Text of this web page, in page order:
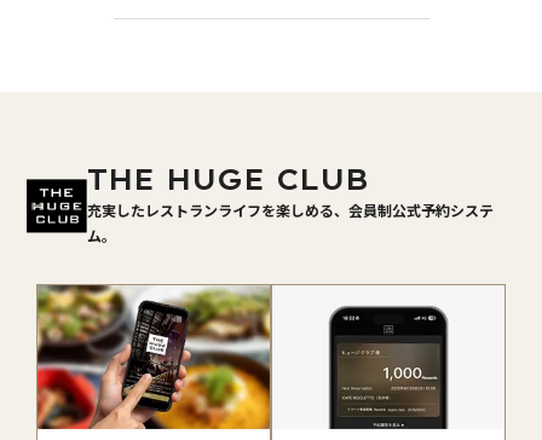
THE HUGE CLUB
充実したレストランライフを楽しめる、会員制公式予約システ
ム。